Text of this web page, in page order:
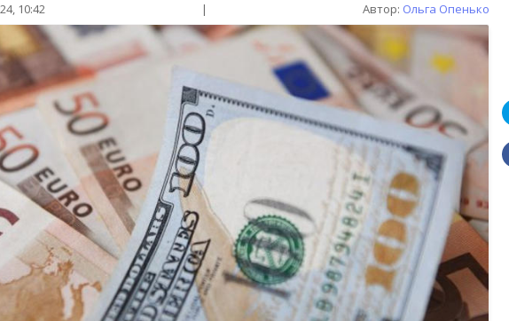
10:42 | Автор: Ольга Опенько